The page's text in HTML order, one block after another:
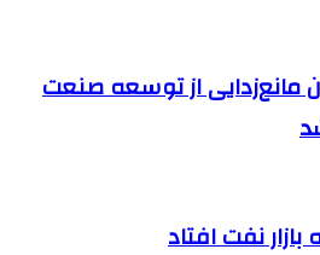
مانع‌زدایی از توسعه صنعت
نفت افتاد